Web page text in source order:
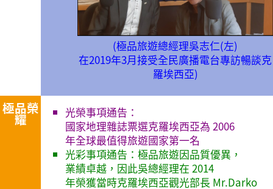
(極品旅遊總經理吳志仁(左)
在2019年3月接受全民廣播電台專訪暢談克
羅埃西亞)
極品榮
耀
光榮事項通告：
國家地理雜誌票選克羅埃西亞為 2006
年全球最值得旅遊國家第一名
光彩事項通告：極品旅遊因品質優異，
業績卓越，因此吳總經理在 2014
年榮獲當時克羅埃西亞觀光部長 Mr.Darko